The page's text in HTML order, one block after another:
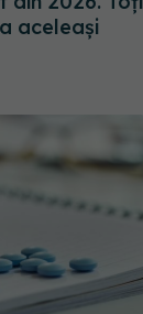
aceleași